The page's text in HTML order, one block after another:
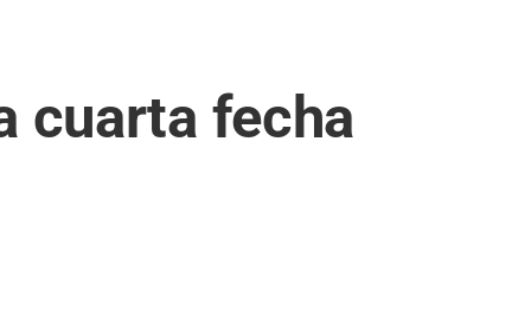
cuarta fecha